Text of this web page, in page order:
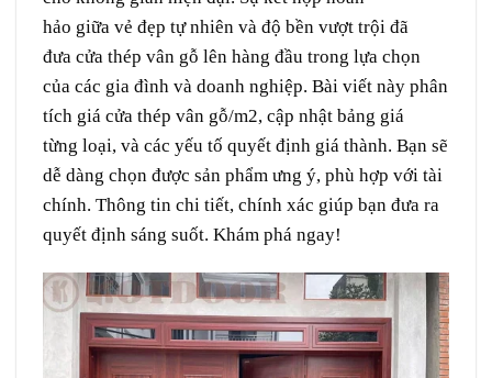
hảo giữa vẻ đẹp tự nhiên và độ bền vượt trội đã
đưa cửa thép vân gỗ lên hàng đầu trong lựa chọn
của các gia đình và doanh nghiệp. Bài viết này phân
tích giá cửa thép vân gỗ/m2, cập nhật bảng giá
từng loại, và các yếu tố quyết định giá thành. Bạn sẽ
dễ dàng chọn được sản phẩm ưng ý, phù hợp với tài
chính. Thông tin chi tiết, chính xác giúp bạn đưa ra
quyết định sáng suốt. Khám phá ngay!